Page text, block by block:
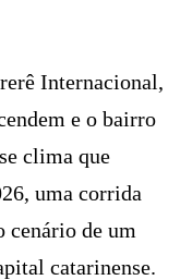
Internacional,
e o bairro
clima que
uma corrida
cenário de um
catarinense.